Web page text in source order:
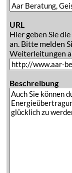
URL
Hier geben Sie
an. Bitte melden
Weiterleitungen
Beschreibung